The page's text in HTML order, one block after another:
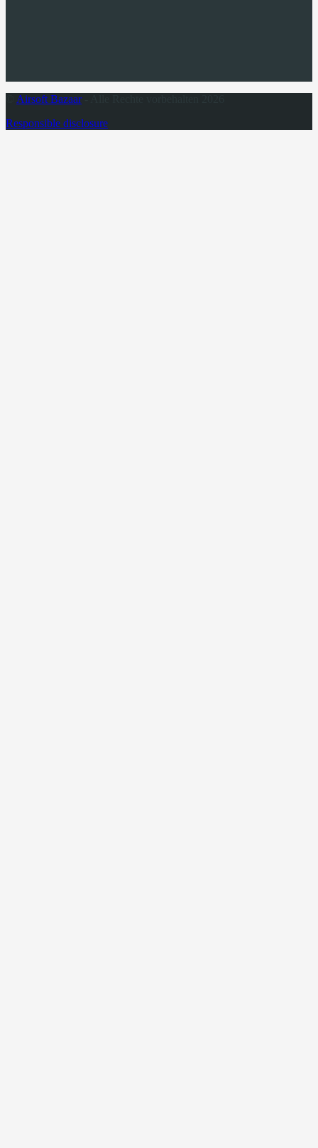
Airsoft Bazaar- Alle Rechte vorbehalten 2026
Responsible disclosure